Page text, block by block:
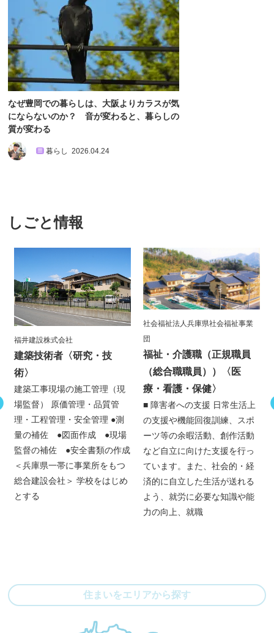
なぜ豊岡での暮らしは、大阪よりカラスが気
にならないのか？ 音が変わると、暮らしの
質が変わる
暮らし 2026.04.24
しごと情報
福井建設株式会社
建築技術者 〈研究・技
術〉
建築工事現場の施工管理（現
場監督） 原価管理・品質管
理・工程管理・安全管理 ●測
量の補佐 ●図面作成 ●現場
監督の補佐 ●安全書類の作成
＜兵庫県一帯に事業所をもつ
総合建設会社＞ 学校をはじめ
とする
社会福祉法人兵庫県社会福祉事業
団
福祉・介護職（正規職員
（総合職職員））
〈医
療・看護・保健〉
■ 障害者への支援 日常生活上
の支援や機能回復訓練、スポ
ーツ等の余暇活動、創作活動
など自立に向けた支援を行っ
ています。また、社会的・経
済的に自立した生活が送れる
よう、就労に必要な知識や能
力の向上、就職
住まいをエリアから探す